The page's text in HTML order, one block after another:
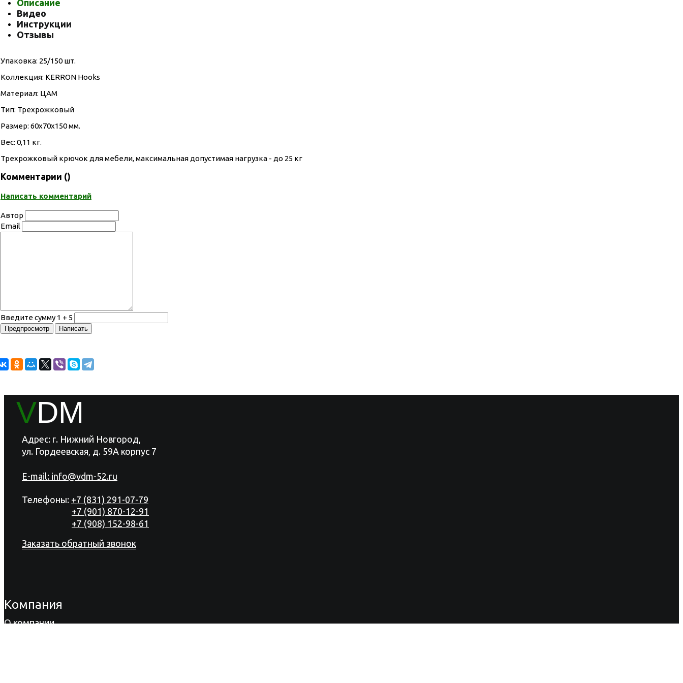
Описание
Видео
Инструкции
Отзывы
Упаковка: 25/150 шт.
Коллекция: KERRON Hooks
Материал: ЦАМ
Тип: Трехрожковый
Размер: 60х70х150 мм.
Вес: 0,11 кг.
Трехрожковый крючок для мебели, максимальная допустимая нагрузка - до 25 кг
Комментарии ()
Написать комментарий
Автор
Email
Введите сумму 1 + 5
VDM
Адрес: г. Нижний Новгород,
ул. Гордеевская, д. 59А корпус 7
E-mail: info@vdm-52.ru
Телефоны: +7 (831) 291-07-79
+7 (901) 870-12-91
+7 (908) 152-98-61
Заказать обратный звонок
Компания
О компании